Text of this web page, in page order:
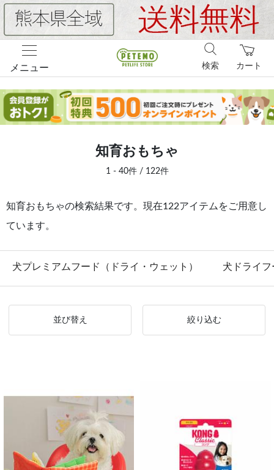
メニュー カート
検索
知育おもちゃ
1 - 40件 / 122件
知育おもちゃの検索結果です。現在122アイテムをご用意し
ています。
犬プレミアムフード（ドライ・ウェット） 犬ドライフ
並び替え 絞り込む